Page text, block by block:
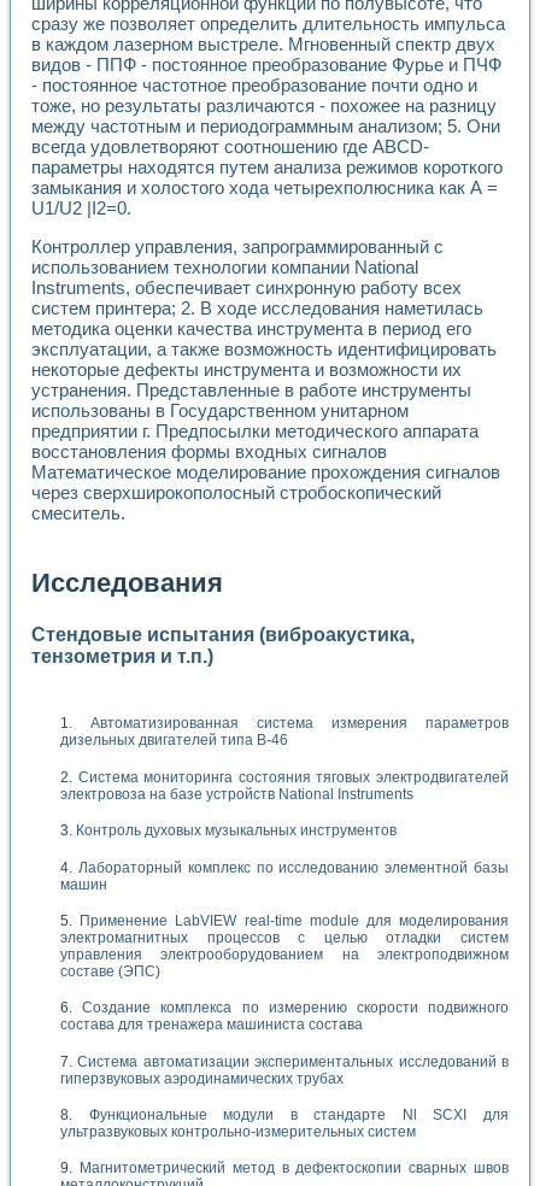
сразу же позволяет определить длительность импульса
в каждом лазерном выстреле. Мгновенный спектр двух
видов - ППФ - постоянное преобразование Фурье и ПЧФ
- постоянное частотное преобразование почти одно и
тоже, но результаты различаются - похожее на разницу
между частотным и периодограммным анализом; 5. Они
всегда удовлетворяют соотношению где ABCD-
параметры находятся путем анализа режимов короткого
замыкания и холостого хода четырехполюсника как А =
U1/U2 |I2=0.
Контроллер управления, запрограммированный с
использованием технологии компании National
Instruments, обеспечивает синхронную работу всех
систем принтера; 2. В ходе исследования наметилась
методика оценки качества инструмента в период его
эксплуатации, а также возможность идентифицировать
некоторые дефекты инструмента и возможности их
устранения. Представленные в работе инструменты
использованы в Государственном унитарном
предприятии г. Предпосылки методического аппарата
восстановления формы входных сигналов
Математическое моделирование прохождения сигналов
через сверхширокополосный стробоскопический
смеситель.
Исследования
Стендовые испытания (виброакустика,
тензометрия и т.п.)
Автоматизированная система измерения параметров
дизельных двигателей типа В-46
Система мониторинга состояния тяговых электродвигателей
электровоза на базе устройств National Instruments
Контроль духовых музыкальных инструментов
Лабораторный комплекс по исследованию элементной базы
машин
Применение LabVIEW real-time module для моделирования
электромагнитных процессов с целью отладки систем
управления электрооборудованием на электроподвижном
составе (ЭПС)
Создание комплекса по измерению скорости подвижного
состава для тренажера машиниста состава
Система автоматизации экспериментальных исследований в
гиперзвуковых аэродинамических трубах
Функциональные модули в стандарте Nl SCXI для
ультразвуковых контрольно-измерительных систем
Магнитометрический метод в дефектоскопии сварных швов